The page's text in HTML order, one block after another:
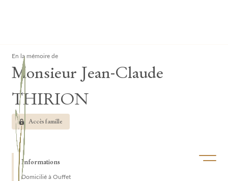
Ouvrir/
En la mémoire de
Monsieur Jean-Claude
THIRION
Accès famille
Informations
Domicilié à Ouffet